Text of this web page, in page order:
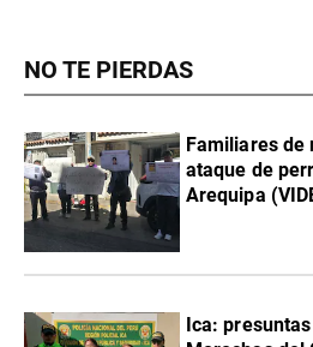
NO TE PIERDAS
Familiares de
ataque de
Arequipa
Ica: